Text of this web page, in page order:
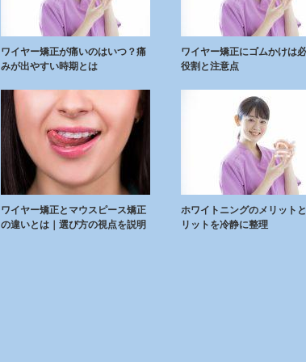
ワイヤー矯正が痛いのはいつ？痛
みが出やすい時期とは
ワイヤー矯正にゴムかけは
役割と注意点
ワイヤー矯正とマウスピース矯正
の違いとは｜選び方の視点を説明
ホワイトニングのメリット
リットを冷静に整理